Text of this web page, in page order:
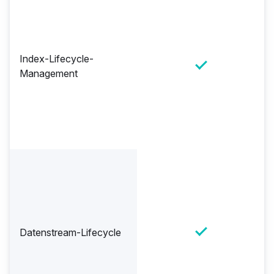
Index-Lifecycle-
Management
Datenstream-Lifecycle